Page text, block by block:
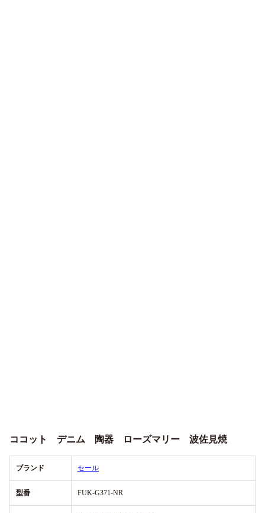
ココット デニム 陶器 ローズマリー 波佐見焼
ブランド セール
型番 FUK-G371-NR